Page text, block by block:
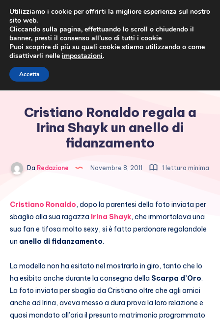
Cristiano Ronaldo regala a
Irina Shayk un anello di
fidanzamento
Da Redazione Novembre 8, 2011 1 lettura minima
Cristiano Ronaldo, dopo la parentesi della foto inviata per
sbaglio alla sua ragazza Irina Shayk, che immortalava una
sua fan e tifosa molto sexy, si è fatto perdonare regalandole
un anello di fidanzamento.
La modella non ha esitato nel mostrarlo in giro, tanto che lo
ha esibito anche durante la consegna della Scarpa d’Oro.
La foto inviata per sbaglio da Cristiano oltre che agli amici
anche ad Irina, aveva messo a dura prova la loro relazione e
quasi mandato all’aria il presunto matrimonio programmato
Utilizziamo i cookie per offrirti la migliore esperienza sul nostro
sito web.
Cliccando sulla pagina, effettuando lo scroll o chiudendo il
banner, presti il consenso all’uso di tutti i cookie
Puoi scoprire di più su quali cookie stiamo utilizzando o come
disattivarli nelle impostazioni.
Accetta